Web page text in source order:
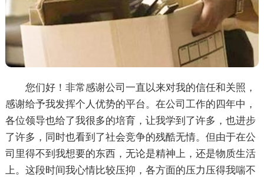
您们好！非常感谢公司一直以来对我的信任和关照，
感谢给予我发挥个人优势的平台。在公司工作的四年中，
各位领导也给了我很多的培育，让我学到了许多，也进步
了许多，同时也看到了社会竞争的残酷无情。但由于在公
司里得不到我想要的东西，无论是精神上，还是物质生活
上。这段时间我心情比较压抑，各方面的压力压得我喘不